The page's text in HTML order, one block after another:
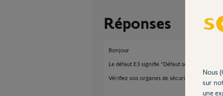
Réponses
Bonjour
Le défaut E3 signifie "Défaut sécurité
Vérifiez vos organes de sécurité. par
Nous
sur
une